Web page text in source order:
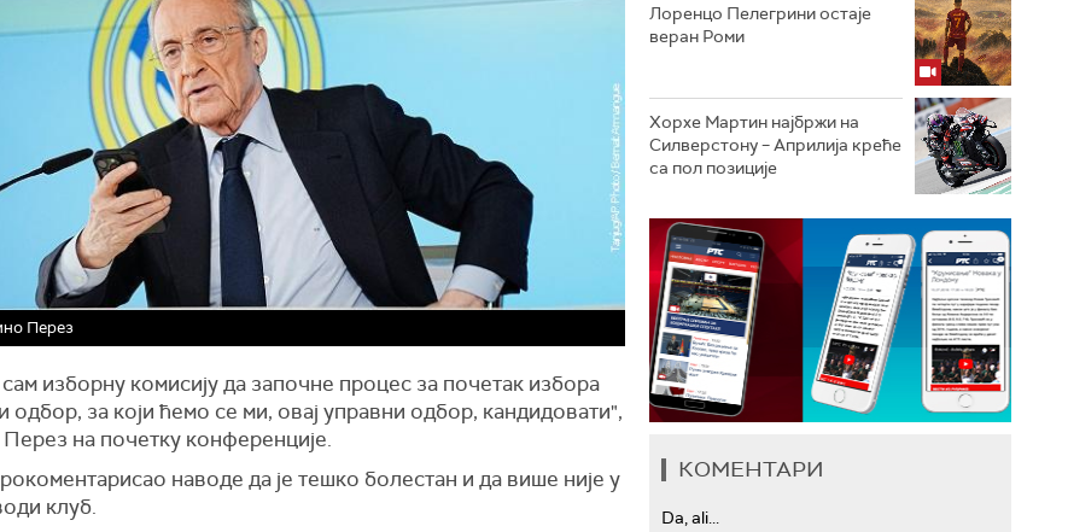
Перез
изборну комисију да започне процес за почетак избора
одбор, за који ћемо се ми, овај управни одбор, кандидовати",
Перез на почетку конференције.
наводе да је тешко болестан и да више није у
клуб.
Лоренцо Пелегрини остаје
веран Роми
Хорхе Мартин најбржи на
Силверстону – Априлија креће
са пол позиције
КОМЕНТАРИ
Da, ali...